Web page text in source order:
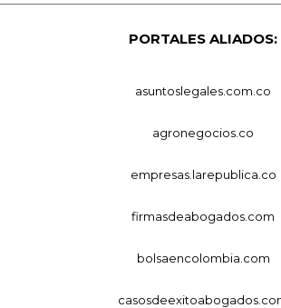
PORTALES ALIADOS:
asuntoslegales.com.co
agronegocios.co
empresas.larepublica.co
firmasdeabogados.com
bolsaencolombia.com